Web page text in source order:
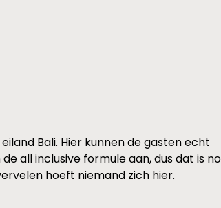
Bali. Hier kunnen de gasten echt
all inclusive formule aan, dus dat is
hoeft niemand zich hier.